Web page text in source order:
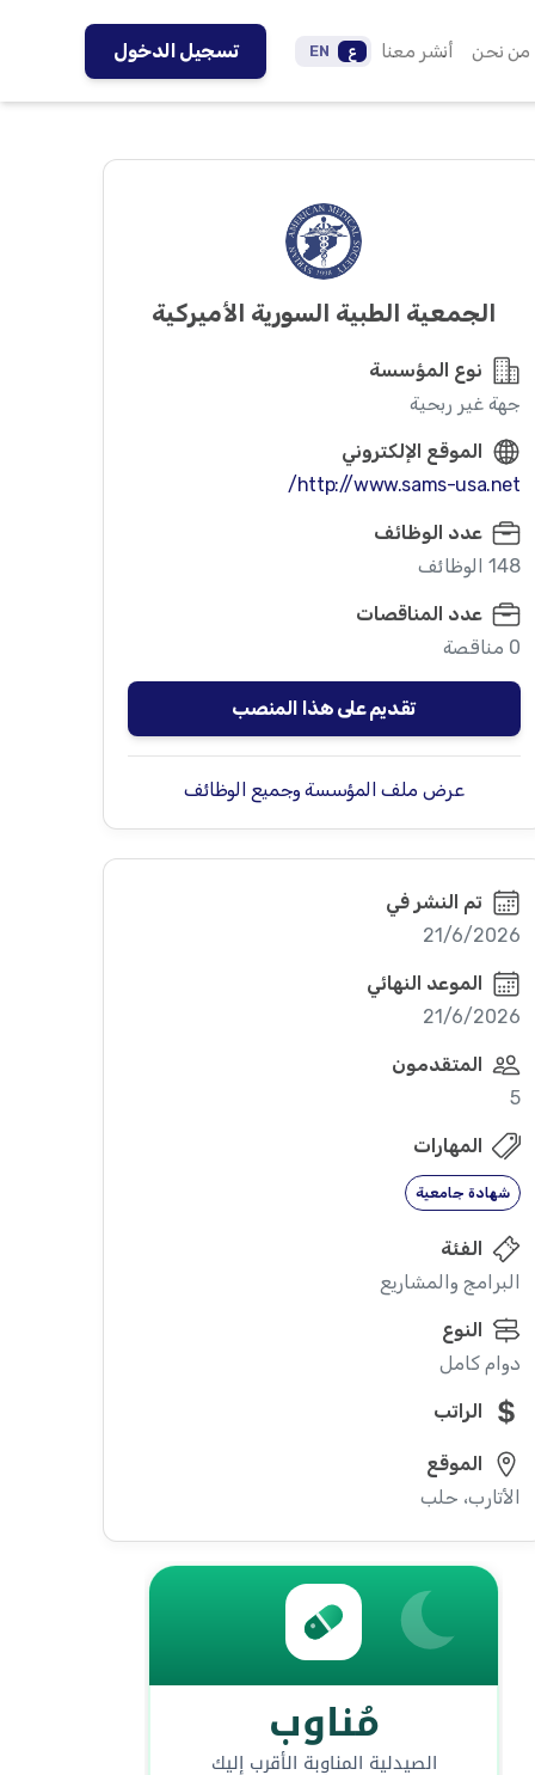
من نحن أنشر معنا ع EN تسجيل الدخول
الجمعية الطبية السورية الأميركية
نوع المؤسسة
جهة غير ربحية
الموقع الإلكتروني
http://www.sams-usa.net/
عدد الوظائف
148 الوظائف
عدد المناقصات
0 مناقصة
تقديم على هذا المنصب
عرض ملف المؤسسة وجميع الوظائف
تم النشر في
21/6/2026
الموعد النهائي
21/6/2026
المتقدمون
5
المهارات
شهادة جامعية
الفئة
البرامج والمشاريع
النوع
دوام كامل
الراتب
الموقع
الأتارب، حلب